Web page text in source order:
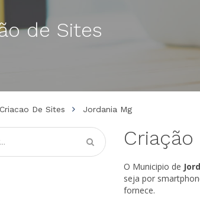
de Sites
Criacao De Sites Jordania Mg
O Municipio de
seja por
fornece.